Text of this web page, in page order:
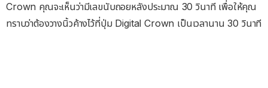
Crown คุณจะเห็นว่ามีเลขนับถอยหลังประมาณ 30 วินาที เพื่อให้คุณ
ทราบว่าต้องวางนิ้วค้างไว้ที่ปุ่ม Digital Crown เป็นเวลานาน 30 วินาที